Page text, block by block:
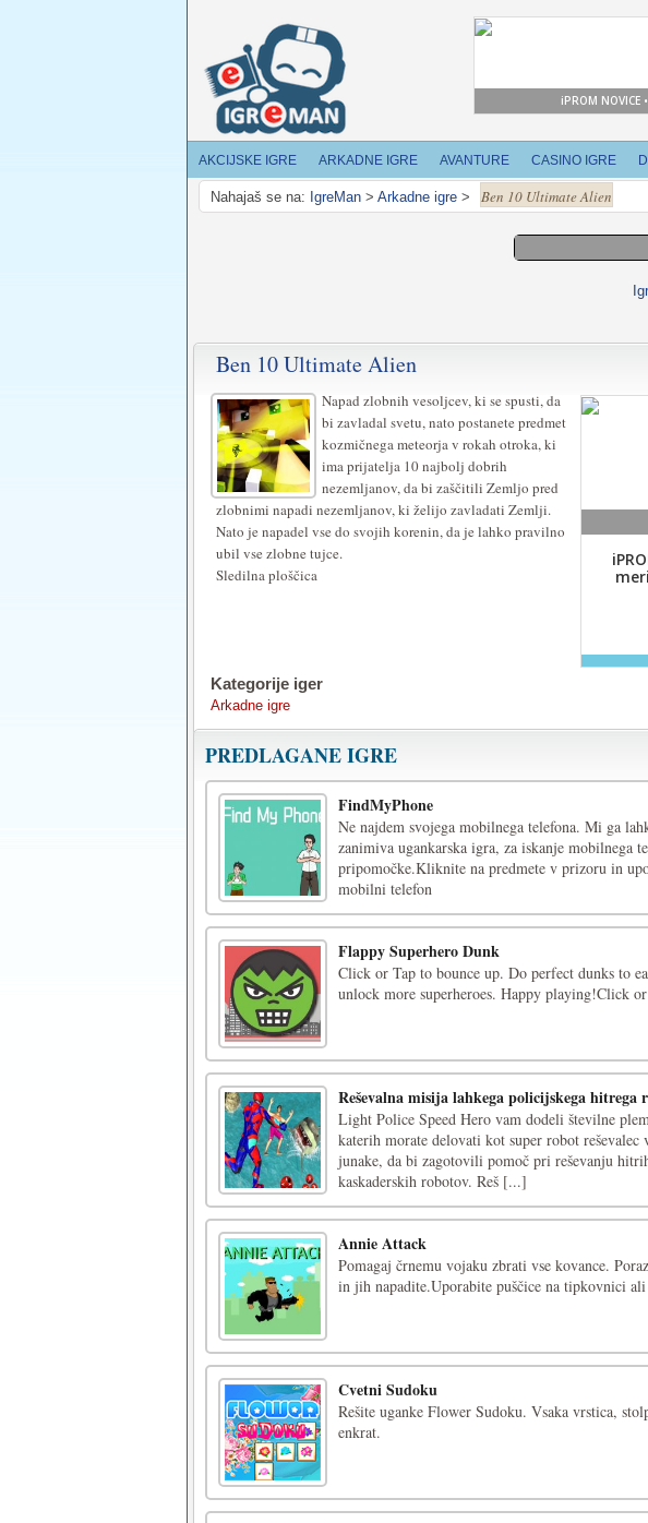
AKCIJSKE IGRE ARKADNE IGRE AVANTURE CASINO IGRE
Nahajaš se na: IgreMan > Arkadne igre > Ben 10 Ultimate Alien
Ben 10 Ultimate Alien
Napad zlobnih vesoljcev, ki se spusti, da
bi zavladal svetu, nato postanete predmet
kozmičnega meteorja v rokah otroka, ki
ima prijatelja 10 najbolj dobrih
nezemljanov, da bi zaščitili Zemljo pred
zlobnimi napadi nezemljanov, ki želijo zavladati Zemlji.
Nato je napadel vse do svojih korenin, da je lahko pravilno
ubil vse zlobne tujce.
Sledilna ploščica
Kategorije iger
Arkadne igre
PREDLAGANE IGRE
FindMyPhone
Ne najdem svojega mobilnega telefona. Mi ga
zanimiva ugankarska igra, za iskanje mobilnega
pripomočke.Kliknite na predmete v prizoru in
mobilni telefon
Flappy Superhero Dunk
Click or Tap to bounce up. Do perfect dunks to
unlock more superheroes. Happy playing!Click
Reševalna misija lahkega policijskega hitrega
Light Police Speed Hero vam dodeli številne
katerih morate delovati kot super robot
junake, da bi zagotovili pomoč pri reševanju
kaskaderskih robotov. Reš [...]
Annie Attack
Pomagaj črnemu vojaku zbrati vse kovance.
in jih napadite.Uporabite puščice na tipkovnici
Cvetni Sudoku
Rešite uganke Flower Sudoku. Vsaka vrstica,
enkrat.